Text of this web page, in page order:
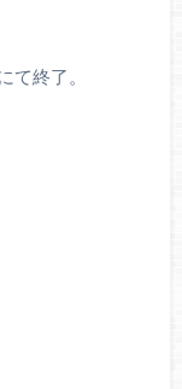
て終了。